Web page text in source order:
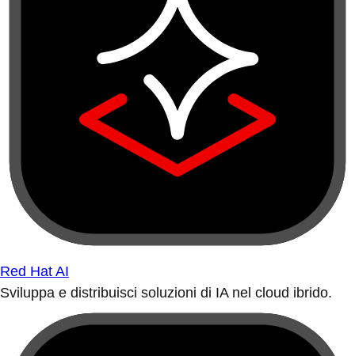
Red Hat AI
Sviluppa e distribuisci soluzioni di IA nel cloud ibrido.